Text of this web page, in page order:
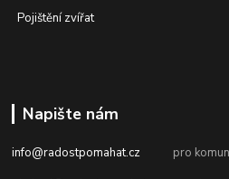
Pojištění zvířat
Napište nám
info@radostpomahat.cz pro